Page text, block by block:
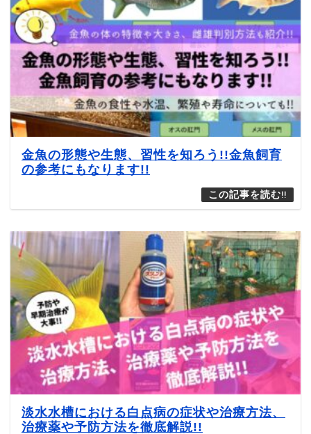
金魚の形態や生態、習性を知ろう!!金魚飼育
の参考にもなります!!
淡水水槽における白点病の症状や治療方法、
治療薬や予防方法を徹底解説!!